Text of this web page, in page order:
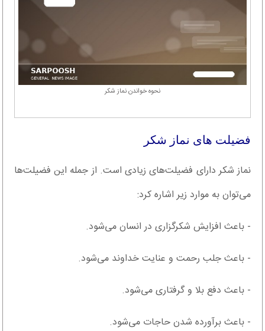
نحوه خواندن نماز شکر
فضیلت های نماز شکر
نماز شکر دارای فضیلت‌های زیادی است. از جمله این فضیلت‌ها
می‌توان به موارد زیر اشاره کرد:
- باعث افزایش شکرگزاری در انسان می‌شود.
- باعث جلب رحمت و عنایت خداوند می‌شود.
- باعث دفع بلا و گرفتاری می‌شود.
- باعث برآورده شدن حاجات می‌شود.